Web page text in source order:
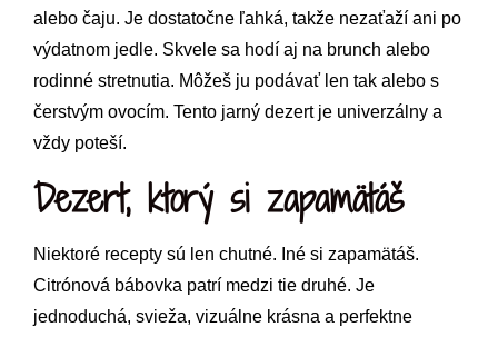
alebo čaju. Je dostatočne ľahká, takže nezaťaží ani po
výdatnom jedle. Skvele sa hodí aj na brunch alebo
rodinné stretnutia. Môžeš ju podávať len tak alebo s
čerstvým ovocím. Tento jarný dezert je univerzálny a
vždy poteší.
Dezert, ktorý si zapamätáš
Niektoré recepty sú len chutné. Iné si zapamätáš.
Citrónová bábovka patrí medzi tie druhé. Je
jednoduchá, svieža, vizuálne krásna a perfektne